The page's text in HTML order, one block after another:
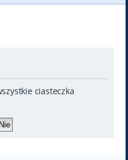
ciasteczka